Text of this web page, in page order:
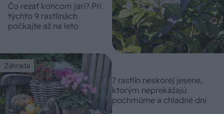
Čo rezať koncom jari? Pri
týchto 9 rastlinách
počkajte až na leto
Záhrada
7 rastlín neskorej jesene,
ktorým neprekážajú
pochmúrne a chladné dni